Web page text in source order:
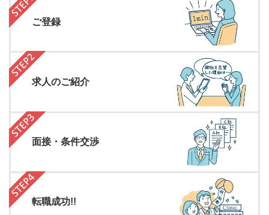
ご登録
求人のご紹介
面接・条件交渉
転職成功!!